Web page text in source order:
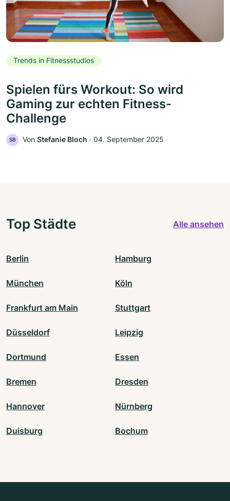
Trends in Fitnessstudios
Spielen fürs Workout: So wird
Gaming zur echten Fitness-
Challenge
SB Von Stefanie Bloch ‧ 04. September 2025
Top Städte Alle ansehen
Berlin Hamburg
München Köln
Frankfurt am Main Stuttgart
Düsseldorf Leipzig
Dortmund Essen
Bremen Dresden
Hannover Nürnberg
Duisburg Bochum